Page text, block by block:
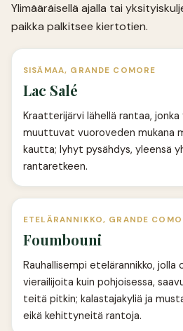
Ylimääräisellä ajalla tai
paikka palkitsee kiertotien.
SISÄMAA, GRANDE COMORE
Lac Salé
Kraatterijärvi lähellä rantaa, jonka
muuttuvat vuoroveden mukana
kautta; lyhyt pysähdys, yleensä
rantaretkeen.
ETELÄRANNIKKO, GRANDE
Foumbouni
Rauhallisempi etelärannikko, jolla
vierailijoita kuin pohjoisessa,
teitä pitkin; kalastajakyliä ja
eikä kehittyneitä rantoja.